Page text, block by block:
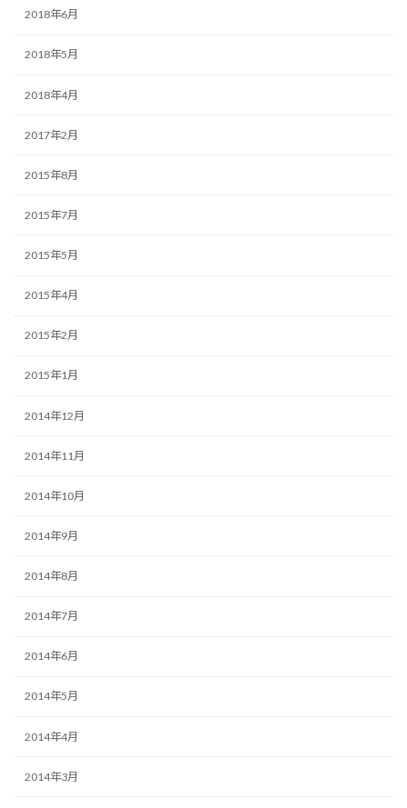
2018年6月
2018年5月
2018年4月
2017年2月
2015年8月
2015年7月
2015年5月
2015年4月
2015年2月
2015年1月
2014年12月
2014年11月
2014年10月
2014年9月
2014年8月
2014年7月
2014年6月
2014年5月
2014年4月
2014年3月